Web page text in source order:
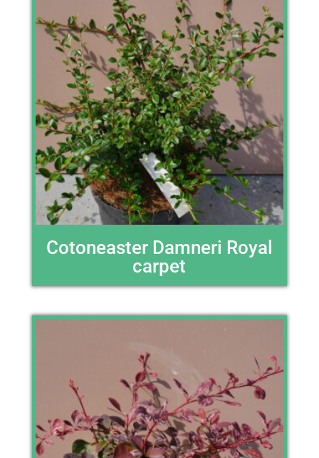
Cotoneaster Damneri Royal
carpet